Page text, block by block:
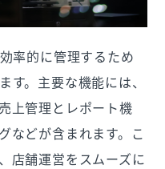
率的に管理するため
。主要な機能には、
上管理とレポート機
などが含まれます。こ
店舗運営をスムーズに